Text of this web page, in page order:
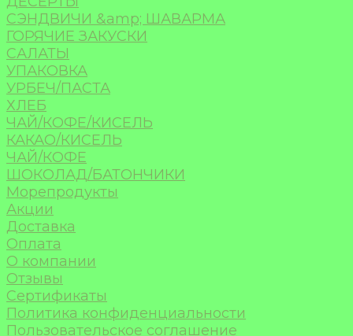
СЭНДВИЧИ &amp; ШАВАРМА
ГОРЯЧИЕ ЗАКУСКИ
САЛАТЫ
УПАКОВКА
УРБЕЧ/ПАСТА
ХЛЕБ
ЧАЙ/КОФЕ/КИСЕЛЬ
КАКАО/КИСЕЛЬ
ЧАЙ/КОФЕ
ШОКОЛАД/БАТОНЧИКИ
Морепродукты
Акции
Доставка
Оплата
О компании
Отзывы
Сертификаты
Политика конфиденциальности
Пользовательское соглашение